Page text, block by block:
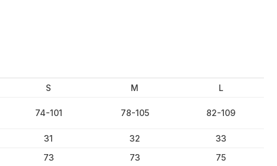
S M
L
74-101 78-105 82-109
31 32
33
73 73
75